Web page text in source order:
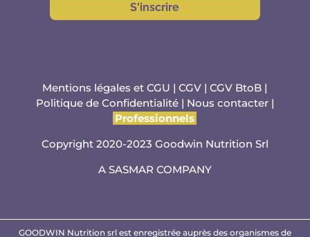
S'inscrire
Mentions légales et CGU |CGV |CGV BtoB |
Politique de Confidentialité| Nous contacter |
Professionnels
Copyright 2020-2023 Goodwin Nutrition Srl
A SASMAR COMPANY
GOODWIN Nutrition srl est enregistrée auprès des organismes de